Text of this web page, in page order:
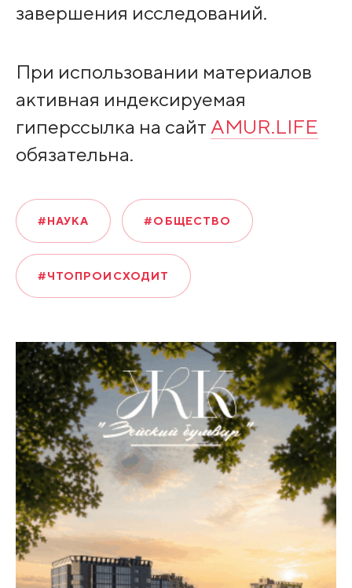
завершения исследований.
При использовании материалов
активная индексируемая
гиперссылка на сайт AMUR.LIFE
обязательна.
#НАУКА #ОБЩЕСТВО
#ЧТОПРОИСХОДИТ